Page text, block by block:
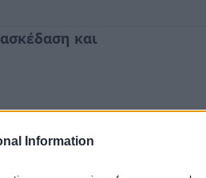
Information
και